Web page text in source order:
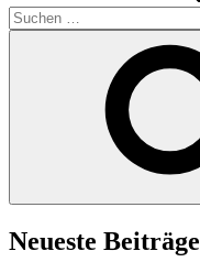
Suchen
nach:
Neueste Beiträge